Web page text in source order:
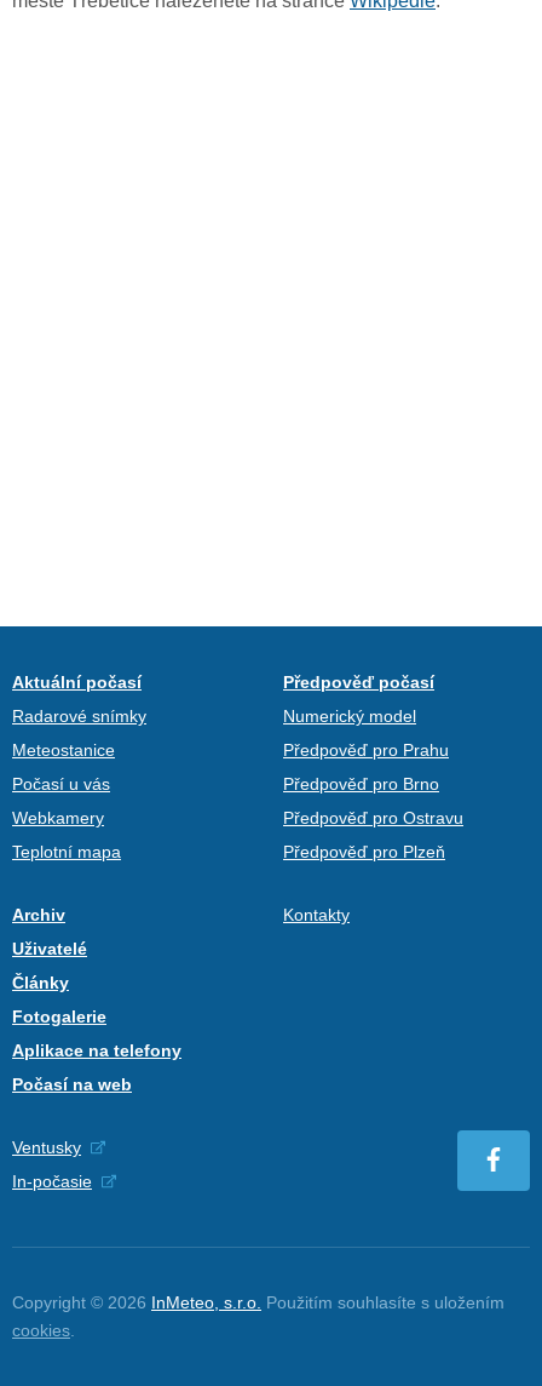
Aktuální počasí
Radarové snímky
Meteostanice
Počasí u vás
Webkamery
Teplotní mapa
Předpověď počasí
Numerický model
Předpověď pro Prahu
Předpověď pro Brno
Předpověď pro Ostravu
Předpověď pro Plzeň
Archiv
Uživatelé
Články
Fotogalerie
Aplikace na telefony
Počasí na web
Kontakty
Ventusky
In-počasie
Copyright © 2026 InMeteo, s.r.o. Použitím souhlasíte s uložením
cookies